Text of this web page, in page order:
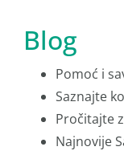
Blog
Pomoć i
Saznajte
Pročitajte
Najnovije